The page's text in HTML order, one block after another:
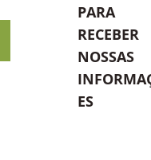
PARA
RECEBER
NOSSAS
ES